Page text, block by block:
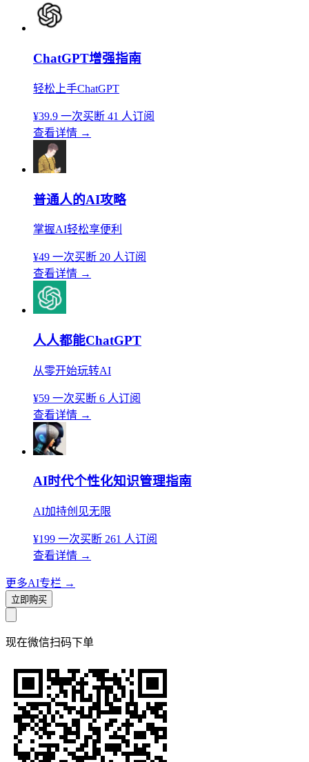
ChatGPT增强指南
轻松上手ChatGPT
¥39.9 一次买断 41 人订阅
查看详情 →
普通人的AI攻略
掌握AI轻松享便利
¥49 一次买断 20 人订阅
查看详情 →
人人都能ChatGPT
从零开始玩转AI
¥59 一次买断 6 人订阅
查看详情 →
AI时代个性化知识管理指南
AI加持创见无限
¥199 一次买断 261 人订阅
查看详情 →
更多AI专栏 →
立即购买
现在微信扫码下单